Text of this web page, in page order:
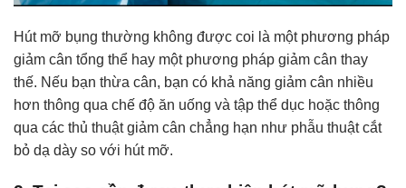
Hút mỡ bụng thường không được coi là một phương pháp
giảm cân tổng thể hay một phương pháp giảm cân thay
thế. Nếu bạn thừa cân, bạn có khả năng giảm cân nhiều
hơn thông qua chế độ ăn uống và tập thể dục hoặc thông
qua các thủ thuật giảm cân chẳng hạn như phẫu thuật cắt
bỏ dạ dày so với hút mỡ.